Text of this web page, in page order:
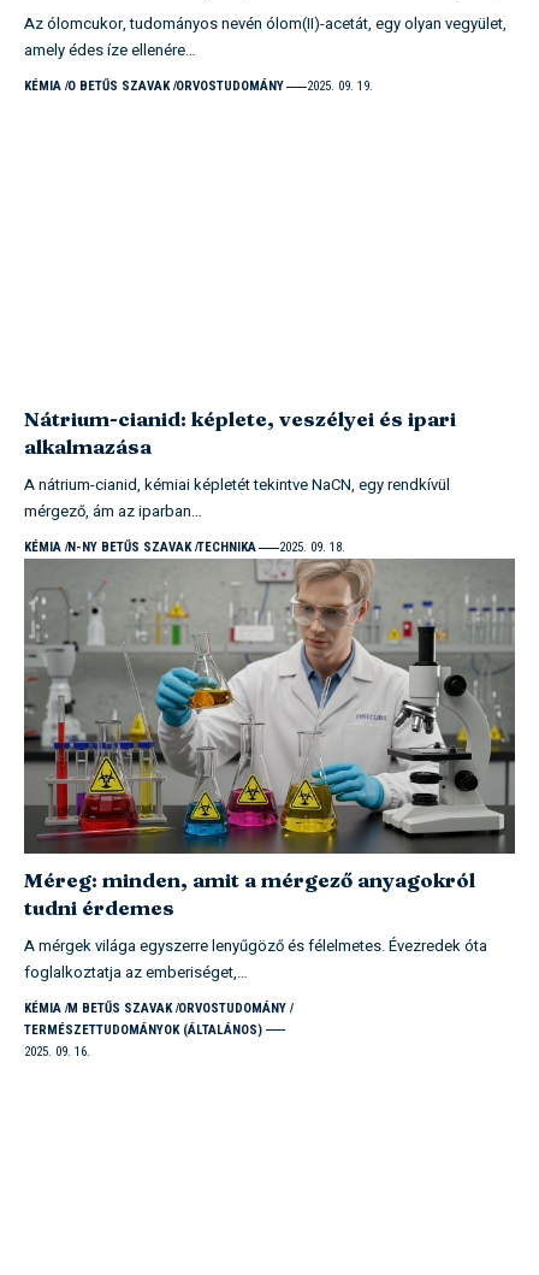
Az ólomcukor, tudományos nevén ólom(II)-acetát, egy olyan vegyület,
amely édes íze ellenére…
KÉMIA O BETŰS SZAVAK ORVOSTUDOMÁNY 2025. 09. 19.
Nátrium-cianid: képlete, veszélyei és ipari
alkalmazása
A nátrium-cianid, kémiai képletét tekintve NaCN, egy rendkívül
mérgező, ám az iparban…
KÉMIA N-NY BETŰS SZAVAK TECHNIKA 2025. 09. 18.
Méreg: minden, amit a mérgező anyagokról
tudni érdemes
A mérgek világa egyszerre lenyűgöző és félelmetes. Évezredek óta
foglalkoztatja az emberiséget,…
KÉMIA M BETŰS SZAVAK ORVOSTUDOMÁNY
TERMÉSZETTUDOMÁNYOK (ÁLTALÁNOS)
2025. 09. 16.